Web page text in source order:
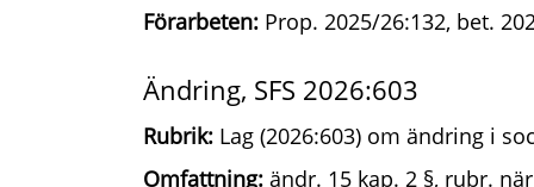
Förarbeten: Prop. 2025/26:132, bet.
Ändring, SFS 2026:603
Rubrik: Lag (2026:603) om ändring i
Omfattning: ändr. 15 kap. 2 §, rubr.